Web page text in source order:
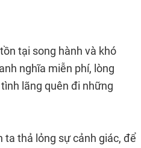
tại song hành và khó
nghĩa miễn phí, lòng
lãng quên đi những
thả lỏng sự cảnh giác, để